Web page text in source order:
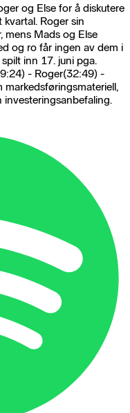
og Else for å diskutere
Roger sin
mens Mads og Else
og ro får ingen av dem i
inn 17. juni pga.
- Roger(32:49) -
markedsføringsmateriell,